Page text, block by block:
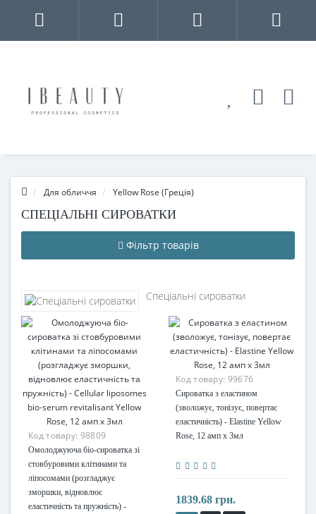
Для обличчя Yellow Rose (Греція)
СПЕЦІАЛЬНІ СИРОВАТКИ
Фільтр товарів
Спеціальні сироватки
Код товару: 98809
Омолоджуюча біо-сироватка зі
стовбуровими клітинами та
ліпосомами (розгладжує
зморшки, відновлює
еластичність та пружність) -
Код товару: 99676
Сироватка з еластином
(зволожує, тонізує, повертає
еластичність) - Elastine Yellow
Rose, 12 амп x 3мл
1839.68 грн.